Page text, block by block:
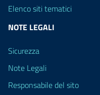
Elenco siti tematici
NOTE LEGALI
Sicurezza
Note Legali
Responsabile del sito